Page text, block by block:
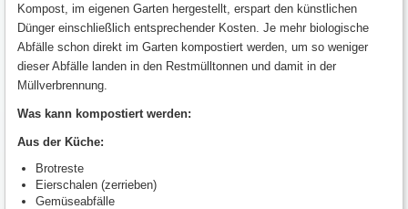
Kompost, im eigenen Garten hergestellt, erspart den künstlichen
Dünger einschließlich entsprechender Kosten. Je mehr biologische
Abfälle schon direkt im Garten kompostiert werden, um so weniger
dieser Abfälle landen in den Restmülltonnen und damit in der
Müllverbrennung.
Was kann kompostiert werden:
Aus der Küche:
Brotreste
Eierschalen (zerrieben)
Gemüseabfälle